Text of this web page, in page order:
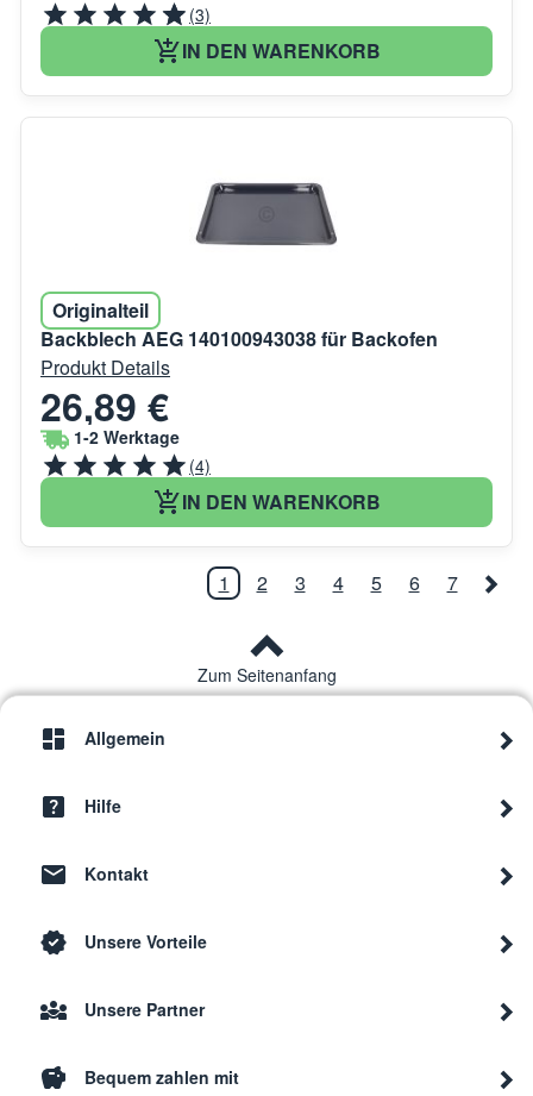
(3)
IN DEN WARENKORB
Originalteil
Backblech AEG 140100943038 für Backofen
Produkt Details
26,89 €
1-2 Werktage
(4)
IN DEN WARENKORB
1 2 3 4 5 6 7
Zum Seitenanfang
Allgemein
Hilfe
Kontakt
Unsere Vorteile
Unsere Partner
Bequem zahlen mit